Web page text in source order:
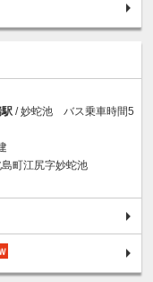
駅 / 妙蛇池 バス乗車時間5
町江尻字妙蛇池